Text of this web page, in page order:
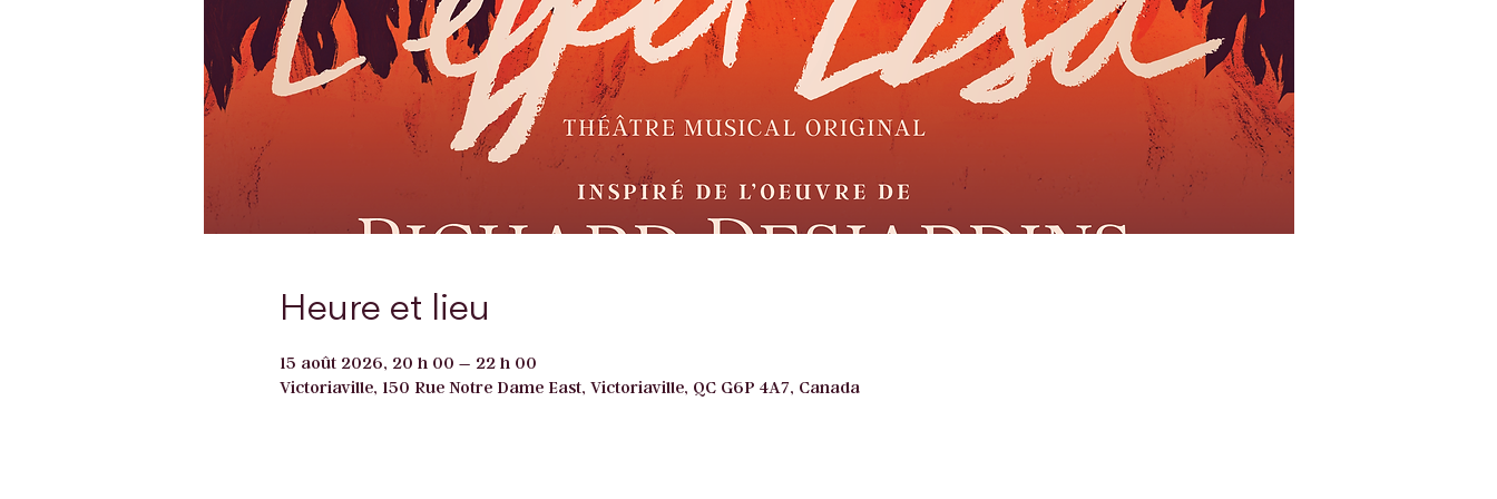
Heure et lieu
15 août 2026, 20 h 00 – 22 h 00
Victoriaville, 150 Rue Notre Dame East, Victoriaville, QC G6P 4A7, Canada